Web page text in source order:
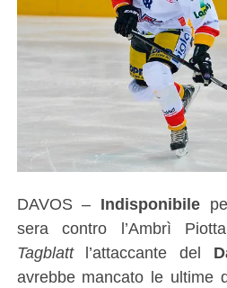
DAVOS – Indisponibile
sera contro l’Ambrì
Tagblattl’attaccante del
avrebbe mancato le ultime